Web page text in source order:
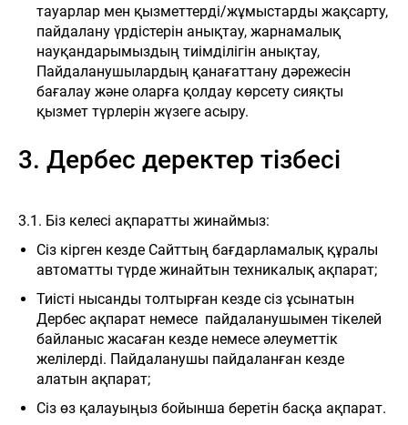
тауарлар мен қызметтерді/жұмыстарды жақсарту,
пайдалану үрдістерін анықтау, жарнамалық
науқандарымыздың тиімділігін анықтау,
Пайдаланушылардың қанағаттану дәрежесін
бағалау және оларға қолдау көрсету сияқты
қызмет түрлерін жүзеге асыру.
3. Дербес деректер тізбесі
3.1. Біз келесі ақпаратты жинаймыз:
Сіз кірген кезде Сайттың бағдарламалық құралы
автоматты түрде жинайтын техникалық ақпарат;
Тиісті нысанды толтырған кезде сіз ұсынатын
Дербес ақпарат немесе пайдаланушымен тікелей
байланыс жасаған кезде немесе әлеуметтік
желілерді. Пайдаланушы пайдаланған кезде
алатын ақпарат;
Сіз өз қалауыңыз бойынша беретін басқа ақпарат.